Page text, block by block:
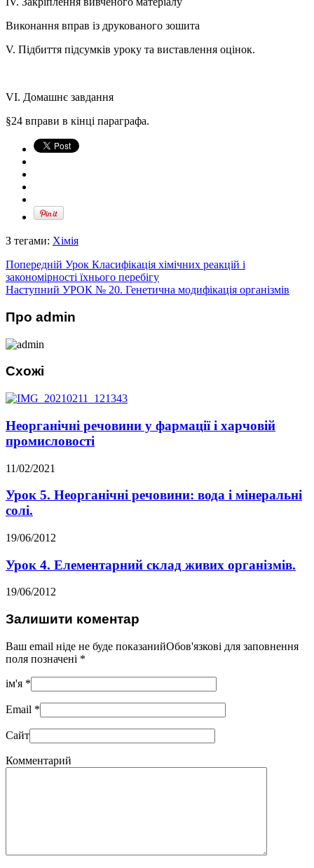
Виконання вправ із друкованого зошита
V. Підбиття підсумків уроку та виставлення оцінок.
VI. Домашнє завдання
§24 вправи в кінці параграфа.
З тегами: Хімія
Попередній Урок Класифікація хімічних реакцій і
закономірності їхнього перебігу
Наступний УРОК № 20. Генетична модифікація організмів
Про admin
Схожі
Неорганічні речовини у фармації і харчовій
промисловості
11/02/2021
Урок 5. Неорганічні речовини: вода і мінеральні
солі.
19/06/2012
Урок 4. Елементарний склад живих організмів.
19/06/2012
Залишити коментар
Ваш email ніде не буде показанийОбов'язкові для заповнення
поля позначені *
ім'я *
Email *
Сайт
Комментарий